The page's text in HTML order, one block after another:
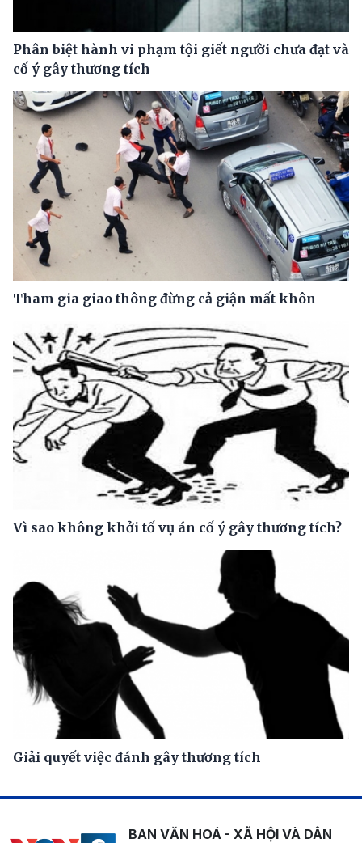
Phân biệt hành vi phạm tội giết người chưa đạt và
cố ý gây thương tích
Tham gia giao thông đừng cả giận mất khôn
Vì sao không khởi tố vụ án cố ý gây thương tích?
Giải quyết việc đánh gây thương tích
BAN VĂN HOÁ - XÃ HỘI VÀ DÂN